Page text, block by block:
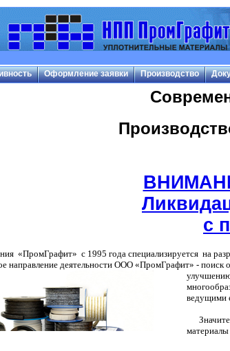
Оформление заявки Производство
с
«ПромГрафит» с 1995 года специализируется на
деятельности ООО «ПромГрафит» - поиск
ведущими